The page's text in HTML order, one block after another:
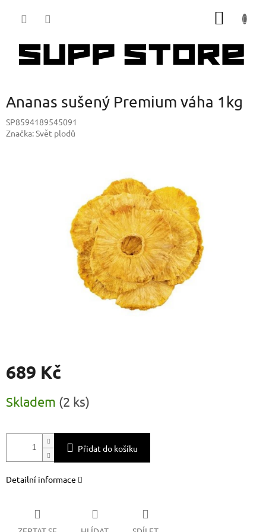
Ananas sušený Premium váha 1kg
SP8594189545091
Značka:Svět plodů
689 Kč
cena:
Skladem (2 ks)
Přidat do košíku
Detailní informace